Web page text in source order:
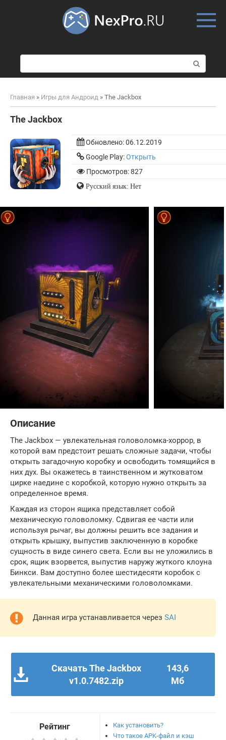
о
и
к
Главная » Игры для Андроид » The Jackbox
The Jackbox
Обновлено:06.12.2019
Google Play:Открыть
Просмотров: 827
Русский язык: Нет
Описание
The Jackbox — увлекательная головоломка-хоррор, в
которой вам предстоит решать сложные задачи, чтобы
открыть загадочную коробку и освободить томящийся в
них дух. Вы окажетесь в таинственном и жутковатом
цирке наедине с коробкой, которую нужно открыть за
определенное время.
Каждая из сторон ящика представляет собой
механическую головоломку. Сдвигая ее части или
используя рычаг, вы должны решить все задания и
открыть крышку, выпустив заключенную в коробке
сущность в виде синего света. Если вы не уложились в
срок, ящик взорвется, выпустив наружу жуткого клоуна
Бинкси. Вам доступно более шестидесяти коробок с
увлекательными механическими головоломками.
Данная игра устанавливается через SAI
Скачать The Jackbox
v1.0.7482.zip
143,6
Мб
Рейтинг
Как установить?
Что такое APK-файл и кэш